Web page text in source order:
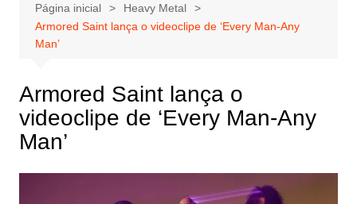
Página inicial
Heavy Metal
Armored Saint lança o videoclipe de ‘Every Man-Any
Man’
Armored Saint lança o
videoclipe de ‘Every Man-Any
Man’